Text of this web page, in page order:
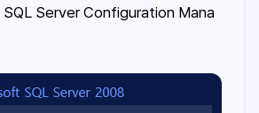
SQL Server Configuration Mana